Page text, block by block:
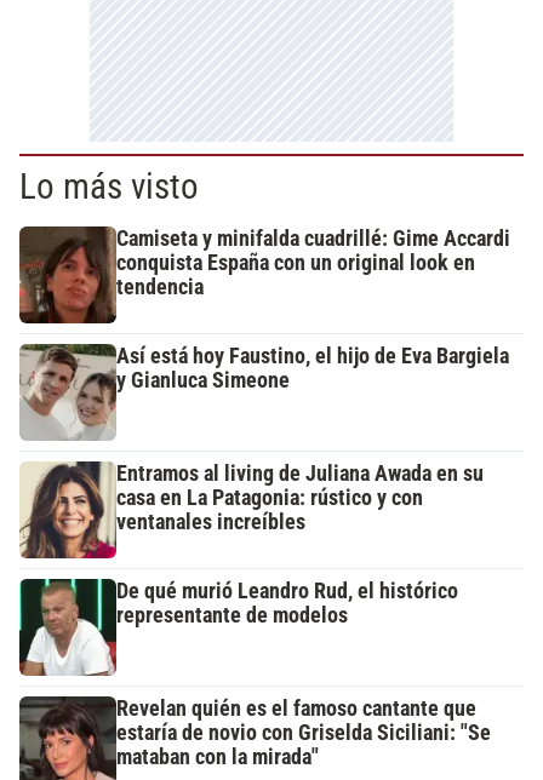
Lo más visto
Camiseta y minifalda cuadrillé: Gime Accardi
conquista España con un original look en
tendencia
Así está hoy Faustino, el hijo de Eva Bargiela
y Gianluca Simeone
Entramos al living de Juliana Awada en su
casa en La Patagonia: rústico y con
ventanales increíbles
De qué murió Leandro Rud, el histórico
representante de modelos
Revelan quién es el famoso cantante que
estaría de novio con Griselda Siciliani: "Se
mataban con la mirada"